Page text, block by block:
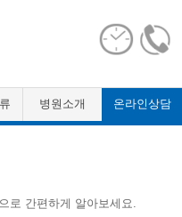
병원소개 온라인상담
로 간편하게 알아보세요.